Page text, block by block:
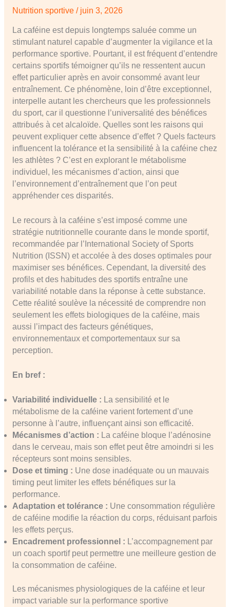
Nutrition sportive/ juin 3, 2026
La caféine est depuis longtemps saluée comme un
stimulant naturel capable d’augmenter la vigilance et la
performance sportive. Pourtant, il est fréquent d’entendre
certains sportifs témoigner qu’ils ne ressentent aucun
effet particulier après en avoir consommé avant leur
entraînement. Ce phénomène, loin d’être exceptionnel,
interpelle autant les chercheurs que les professionnels
du sport, car il questionne l’universalité des bénéfices
attribués à cet alcaloïde. Quelles sont les raisons qui
peuvent expliquer cette absence d’effet ? Quels facteurs
influencent la tolérance et la sensibilité à la caféine chez
les athlètes ? C’est en explorant le métabolisme
individuel, les mécanismes d’action, ainsi que
l’environnement d’entraînement que l’on peut
appréhender ces disparités.
Le recours à la caféine s’est imposé comme une
stratégie nutritionnelle courante dans le monde sportif,
recommandée par l’International Society of Sports
Nutrition (ISSN) et accolée à des doses optimales pour
maximiser ses bénéfices. Cependant, la diversité des
profils et des habitudes des sportifs entraîne une
variabilité notable dans la réponse à cette substance.
Cette réalité soulève la nécessité de comprendre non
seulement les effets biologiques de la caféine, mais
aussi l’impact des facteurs génétiques,
environnementaux et comportementaux sur sa
perception.
En bref :
Variabilité individuelle : La sensibilité et le
métabolisme de la caféine varient fortement d’une
personne à l’autre, influençant ainsi son efficacité.
Mécanismes d’action : La caféine bloque l’adénosine
dans le cerveau, mais son effet peut être amoindri si les
récepteurs sont moins sensibles.
Dose et timing : Une dose inadéquate ou un mauvais
timing peut limiter les effets bénéfiques sur la
performance.
Adaptation et tolérance : Une consommation régulière
de caféine modifie la réaction du corps, réduisant parfois
les effets perçus.
Encadrement professionnel : L’accompagnement par
un coach sportif peut permettre une meilleure gestion de
la consommation de caféine.
Les mécanismes physiologiques de la caféine et leur
impact variable sur la performance sportive